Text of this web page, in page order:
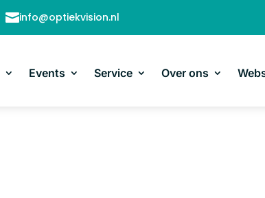
info@optiekvision.nl
Events Service Over ons